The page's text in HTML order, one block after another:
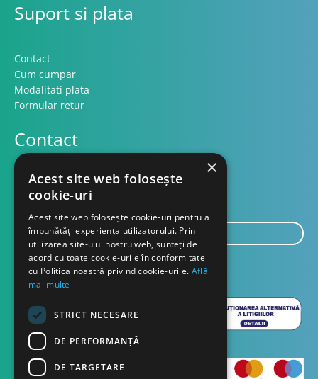
Suport si plata
Contact
Cum cumpar
Modalitati plata
Formular retur
Contact
Despre noi
Blog
mail...
TRIMITE
×
Acest site web folosește
cookie-uri
Acest site web folosește cookie-uri pentru a
îmbunătăți experiența utilizatorului. Prin
utilizarea site-ului nostru web, sunteți de
acord cu toate cookie-urile în conformitate
cu Politica noastră privind cookie-urile. Află
mai multe
STRICT NECESARE
DE PERFORMANȚĂ
DE TARGETARE